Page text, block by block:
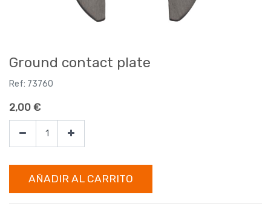
Ground contact plate
Ref: 73760
2,00 €
AÑADIR AL CARRITO